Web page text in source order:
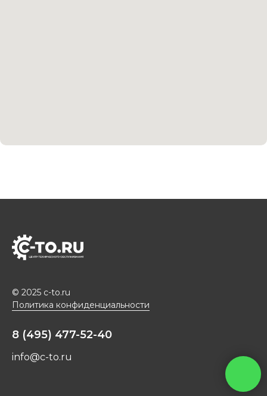
© 2025 c-to.ru
Политика конфиденциальности
8 (495) 477-52-40
info@c-to.ru